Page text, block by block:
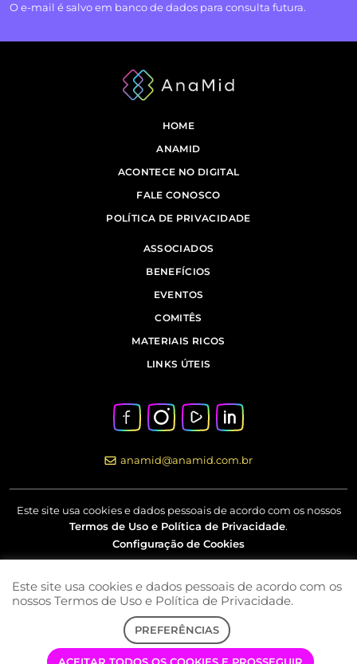
O e-mail é salvo em banco de dados para consulta futura.
HOME
ANAMID
ACONTECE NO DIGITAL
FALE CONOSCO
POLÍTICA DE PRIVACIDADE
ASSOCIADOS
BENEFÍCIOS
EVENTOS
COMITÊS
MATERIAIS RICOS
LINKS ÚTEIS
anamid@anamid.com.br
Este site usa cookies e dados pessoais de acordo com os nossos
Termos de Uso e Política de Privacidade.
Configuração de Cookies
Av Marquês de São Vicente, nº 230 – 18º andar – Barra Funda –
COPYRIGHT © 2022 | ANAMID | TODOS OS DIREITOS RESERVADOS
Este site usa cookies e dados pessoais de acordo com os
nossos Termos de Uso e Política de Privacidade.
PREFERÊNCIAS